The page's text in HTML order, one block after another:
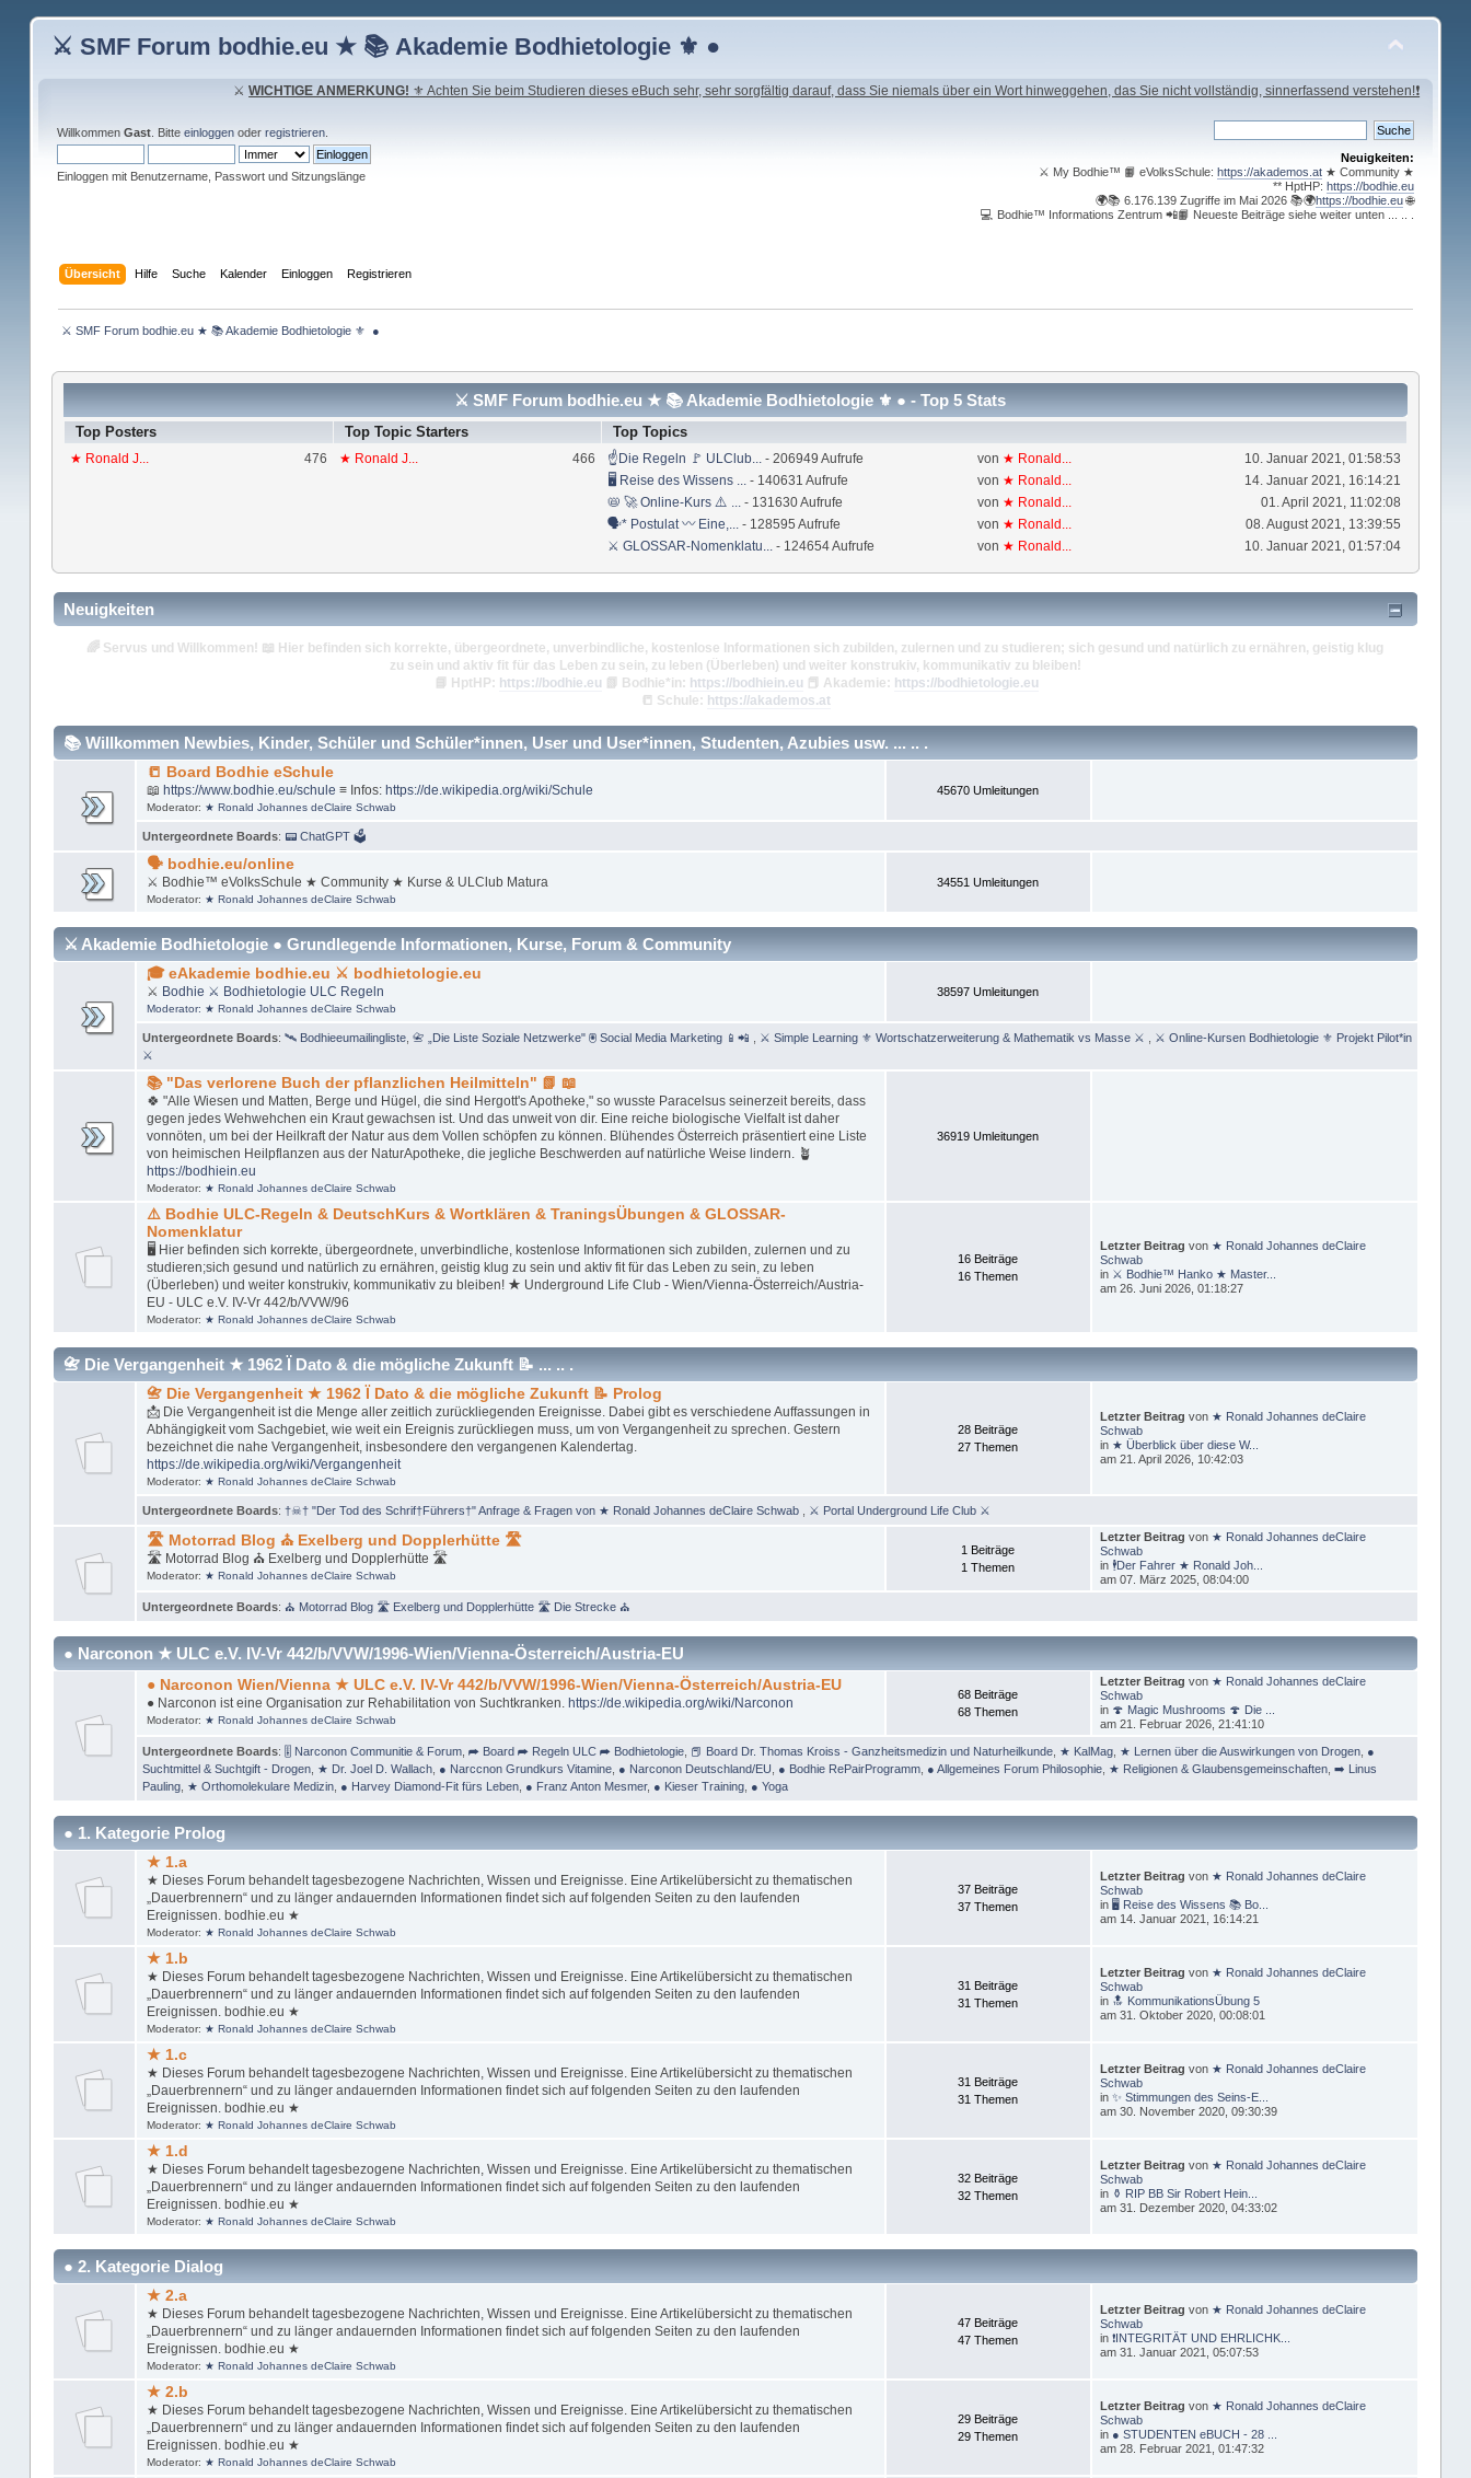
⚔ SMF Forum bodhie.eu ★ 📚 Akademie Bodhietologie ⚜ ●
⚔WICHTIGE ANMERKUNG! ⚜ Achten Sie beim Studieren dieses eBuch sehr, sehr sorgfältig darauf, dass Sie niemals über ein Wort hinweggehen, das Sie nicht vollständig, sinnerfassend verstehen!❗
Willkommen Gast. Bitte einloggenoder registrieren.
Einloggen mit Benutzername, Passwort und Sitzungslänge
Neuigkeiten:
⚔ My Bodhie™ 📙 eVolksSchule:https://akademos.at ★ Community ★
** HptHP:https://bodhie.eu
🌍📚 6.176.139 Zugriffe im Mai 2026 📚🌍https://bodhie.eu🌐
💻 Bodhie™ Informations Zentrum 📲📙 Neueste Beiträge siehe weiter unten ... .. .
Übersicht Hilfe Suche Kalender Einloggen Registrieren
⚔ SMF Forum bodhie.eu ★ 📚 Akademie Bodhietologie ⚜  ●
⚔ SMF Forum bodhie.eu ★ 📚 Akademie Bodhietologie ⚜ ● - Top 5 Stats
Top Posters Top Topic Starters Top Topics
★ Ronald J... 476 ★ Ronald J... 466 ☝Die Regeln 🚩 ULClub... - 206949 Aufrufe von ★ Ronald...
10. Januar 2021, 01:58:53
🖥 Reise des Wissens ...
- 140631 Aufrufe von ★ Ronald...
14. Januar 2021, 16:14:21
📛 🚀 Online-Kurs ⚠️ ...
- 131630 Aufrufe von ★ Ronald...
01. April 2021, 11:02:08
🗣* Postulat 〰 Eine,...
- 128595 Aufrufe von ★ Ronald...
08. August 2021, 13:39:55
⚔ GLOSSAR-Nomenklatu...
- 124654 Aufrufe von ★ Ronald... 10. Januar 2021, 01:57:04
Neuigkeiten
🌈 Servus und Willkommen! 📖 Hier befinden sich korrekte, übergeordnete, unverbindliche, kostenlose Informationen sich zubilden, zulernen und zu studieren; sich gesund und natürlich zu ernähren, geistig klug
zu sein und aktiv fit für das Leben zu sein, zu leben (Überleben) und weiter konstrukiv, kommunikativ zu bleiben!
HptHP: https://bodhie.eu Bodhie*in: https://bodhiein.eu 📕 Akademie: https://bodhietologie.eu
📒 Schule: https://akademos.at
📚 Willkommen Newbies, Kinder, Schüler und Schüler*innen, User und User*innen, Studenten, Azubies usw. ... .. .
📒 Board Bodhie eSchule
📖 https://www.bodhie.eu/schule ≡ Infos: https://de.wikipedia.org/wiki/Schule
Moderator: ★ Ronald Johannes deClaire Schwab
45670 Umleitungen
Untergeordnete Boards: 📟 ChatGPT 🗳
🗣 bodhie.eu/online
⚔ Bodhie™ eVolksSchule ★ Community ★ Kurse & ULClub Matura
Moderator: ★ Ronald Johannes deClaire Schwab
34551 Umleitungen
⚔ Akademie Bodhietologie ● Grundlegende Informationen, Kurse, Forum & Community
🎓 eAkademie bodhie.eu ⚔ bodhietologie.eu
⚔ Bodhie ⚔ Bodhietologie ULC Regeln
Moderator: ★ Ronald Johannes deClaire Schwab
38597 Umleitungen
Untergeordnete Boards: 🛰 Bodhieeumailingliste, 📇 „Die Liste Soziale Netzwerke" 🖲 Social Media Marketing 📱📲 ⚔ Simple Learning ⚜ Wortschatzerweiterung & Mathematik vs Masse ⚔
⚔ Online-Kursen Bodhietologie ⚜ Projekt Pilot*in
⚔
📚 "Das verlorene Buch der pflanzlichen Heilmitteln" 📗 📖
🍀 "Alle Wiesen und Matten, Berge und Hügel, die sind Hergott's Apotheke," so wusste Paracelsus seinerzeit bereits, dass
gegen jedes Wehwehchen ein Kraut gewachsen ist. Und das unweit von dir. Eine reiche biologische Vielfalt ist daher
vonnöten, um bei der Heilkraft der Natur aus dem Vollen schöpfen zu können. Blühendes Österreich präsentiert eine Liste
von heimischen Heilpflanzen aus der NaturApotheke, die jegliche Beschwerden auf natürliche Weise lindern. 🪴
https://bodhiein.eu
Moderator: ★ Ronald Johannes deClaire Schwab
36919 Umleitungen
⚠️ Bodhie ULC-Regeln & DeutschKurs & Wortklären & TraningsÜbungen & GLOSSAR-
Nomenklatur
🖥 Hier befinden sich korrekte, übergeordnete, unverbindliche, kostenlose Informationen sich zubilden, zulernen und zu
studieren;sich gesund und natürlich zu ernähren, geistig klug zu sein und aktiv fit für das Leben zu sein, zu leben
(Überleben) und weiter konstrukiv, kommunikativ zu bleiben! ★ Underground Life Club - Wien/Vienna-Österreich/Austria-
EU - ULC e.V. IV-Vr 442/b/VVW/96
Moderator: ★ Ronald Johannes deClaire Schwab
16 Beiträge
16 Themen
Letzter Beitrag von ★ Ronald Johannes deClaire
Schwab
in ⚔ Bodhie™ Hanko ★ Master...
am 26. Juni 2026, 01:18:27
📇 Die Vergangenheit ★ 1962 Ï Dato & die mögliche Zukunft 📝 ... .. .
📇 Die Vergangenheit ★ 1962 Ï Dato & die mögliche Zukunft 📝 Prolog
📩 Die Vergangenheit ist die Menge aller zeitlich zurückliegenden Ereignisse. Dabei gibt es verschiedene Auffassungen in
Abhängigkeit vom Sachgebiet, wie weit ein Ereignis zurückliegen muss, um von Vergangenheit zu sprechen. Gestern
bezeichnet die nahe Vergangenheit, insbesondere den vergangenen Kalendertag.
https://de.wikipedia.org/wiki/Vergangenheit
Moderator: ★ Ronald Johannes deClaire Schwab
28 Beiträge
27 Themen
Letzter Beitrag von ★ Ronald Johannes deClaire
Schwab
in ★ Überblick über diese W...
am 21. April 2026, 10:42:03
Untergeordnete Boards: †☠† "Der Tod des Schrif†Führers†" Anfrage & Fragen von ★ Ronald Johannes deClaire Schwab ⚔ Portal Underground Life Club ⚔
🛣 Motorrad Blog ⛪ Exelberg und Dopplerhütte 🛣
🛣 Motorrad Blog ⛪ Exelberg und Dopplerhütte 🛣
Moderator: ★ Ronald Johannes deClaire Schwab
1 Beiträge
1 Themen
Letzter Beitrag von ★ Ronald Johannes deClaire
Schwab
in 🕴Der Fahrer ★ Ronald Joh...
am 07. März 2025, 08:04:00
Untergeordnete Boards: ⛪ Motorrad Blog 🛣 Exelberg und Dopplerhütte 🛣 Die Strecke ⛪
● Narconon ★ ULC e.V. IV-Vr 442/b/VVW/1996-Wien/Vienna-Österreich/Austria-EU
● Narconon Wien/Vienna ★ ULC e.V. IV-Vr 442/b/VVW/1996-Wien/Vienna-Österreich/Austria-EU
● Narconon ist eine Organisation zur Rehabilitation von Suchtkranken. https://de.wikipedia.org/wiki/Narconon
Moderator: ★ Ronald Johannes deClaire Schwab
68 Beiträge
68 Themen
Letzter Beitrag von ★ Ronald Johannes deClaire
Schwab
in 🍄 Magic Mushrooms 🍄 Die ...
am 21. Februar 2026, 21:41:10
Untergeordnete Boards: 🎚 Narconon Communitie & Forum, ➦ Board ➦ Regeln ULC ➦ Bodhietologie, 📕 Board Dr. Thomas Kroiss - Ganzheitsmedizin und Naturheilkunde, ★ KalMag, ★ Lernen über die Auswirkungen von Drogen, ●
Suchtmittel & Suchtgift - Drogen, ★ Dr. Joel D. Wallach, ● Narccnon Grundkurs Vitamine, ● Narconon Deutschland/EU ● Bodhie RePairProgramm, ● Allgemeines Forum Philosophie, ★ Religionen & Glaubensgemeinschaften, ➡️ Linus
Pauling, ★ Orthomolekulare Medizin, ● Harvey Diamond-Fit fürs Leben, ● Franz Anton Mesmer, ● Kieser Training, ● Yoga
● 1. Kategorie Prolog
★ 1.a
★ Dieses Forum behandelt tagesbezogene Nachrichten, Wissen und Ereignisse. Eine Artikelübersicht zu thematischen
„Dauerbrennern“ und zu länger andauernden Informationen findet sich auf folgenden Seiten zu den laufenden
Ereignissen. bodhie.eu ★
Moderator: ★ Ronald Johannes deClaire Schwab
37 Beiträge
37 Themen
Letzter Beitrag von ★ Ronald Johannes deClaire
Schwab
in 🖥 Reise des Wissens 📚 Bo...
am 14. Januar 2021, 16:14:21
★ 1.b
★ Dieses Forum behandelt tagesbezogene Nachrichten, Wissen und Ereignisse. Eine Artikelübersicht zu thematischen
„Dauerbrennern“ und zu länger andauernden Informationen findet sich auf folgenden Seiten zu den laufenden
Ereignissen. bodhie.eu ★
Moderator: ★ Ronald Johannes deClaire Schwab
31 Beiträge
31 Themen
Letzter Beitrag von ★ Ronald Johannes deClaire
Schwab
in 🔝 KommunikationsÜbung 5
am 31. Oktober 2020, 00:08:01
★ 1.c
★ Dieses Forum behandelt tagesbezogene Nachrichten, Wissen und Ereignisse. Eine Artikelübersicht zu thematischen
„Dauerbrennern“ und zu länger andauernden Informationen findet sich auf folgenden Seiten zu den laufenden
Ereignissen. bodhie.eu ★
Moderator: ★ Ronald Johannes deClaire Schwab
31 Beiträge
31 Themen
Letzter Beitrag von ★ Ronald Johannes deClaire
Schwab
in✨ Stimmungen des Seins-E...
am 30. November 2020, 09:30:39
★ 1.d
★ Dieses Forum behandelt tagesbezogene Nachrichten, Wissen und Ereignisse. Eine Artikelübersicht zu thematischen
„Dauerbrennern“ und zu länger andauernden Informationen findet sich auf folgenden Seiten zu den laufenden
Ereignissen. bodhie.eu ★
Moderator: ★ Ronald Johannes deClaire Schwab
32 Beiträge
32 Themen
Letzter Beitrag von ★ Ronald Johannes deClaire
Schwab
in ⚱ RIP BB Sir Robert Hein...
am 31. Dezember 2020, 04:33:02
● 2. Kategorie Dialog
★ 2.a
★ Dieses Forum behandelt tagesbezogene Nachrichten, Wissen und Ereignisse. Eine Artikelübersicht zu thematischen
„Dauerbrennern“ und zu länger andauernden Informationen findet sich auf folgenden Seiten zu den laufenden
Ereignissen. bodhie.eu ★
Moderator: ★ Ronald Johannes deClaire Schwab
47 Beiträge
47 Themen
Letzter Beitrag von ★ Ronald Johannes deClaire
Schwab
in❗INTEGRITÄT UND EHRLICHK...
am 31. Januar 2021, 05:07:53
★ 2.b
★ Dieses Forum behandelt tagesbezogene Nachrichten, Wissen und Ereignisse. Eine Artikelübersicht zu thematischen
„Dauerbrennern“ und zu länger andauernden Informationen findet sich auf folgenden Seiten zu den laufenden
Ereignissen. bodhie.eu ★
Moderator: ★ Ronald Johannes deClaire Schwab
29 Beiträge
29 Themen
Letzter Beitrag von ★ Ronald Johannes deClaire
Schwab
in ● STUDENTEN eBUCH - 28 ...
am 28. Februar 2021, 01:47:32